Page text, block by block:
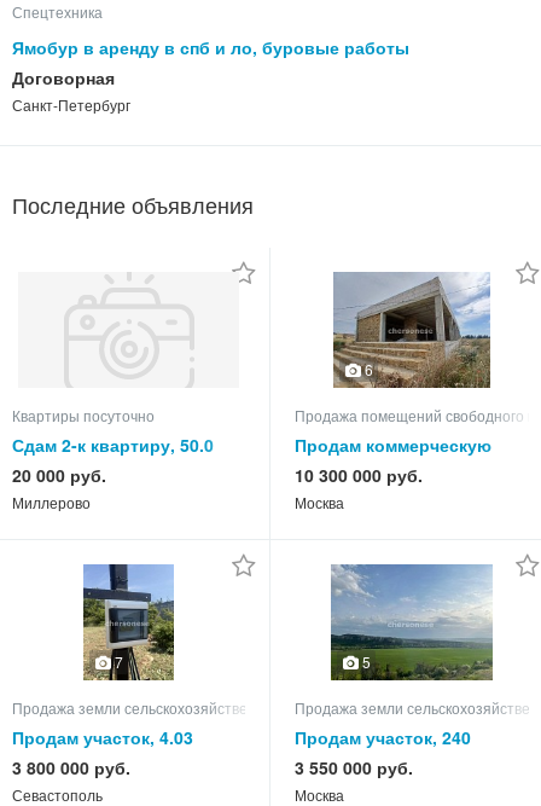
Спецтехника
Ямобур в аренду в спб и ло, буровые работы
Договорная
Санкт-Петербург
Последние объявления
Квартиры посуточно
Сдам 2-к квартиру, 50.0
кв.м, этаж 3 из 5
20 000 руб.
Миллерово
6
Продажа помещений свободного
Продам коммерческую
недвижимость
10 300 000 руб.
Москва
7
Продажа земли сельскохозяйственного назначения
Продам участок, 4.03
3 800 000 руб.
Севастополь
5
Продажа земли
Продам участок, 240
3 550 000 руб.
Москва